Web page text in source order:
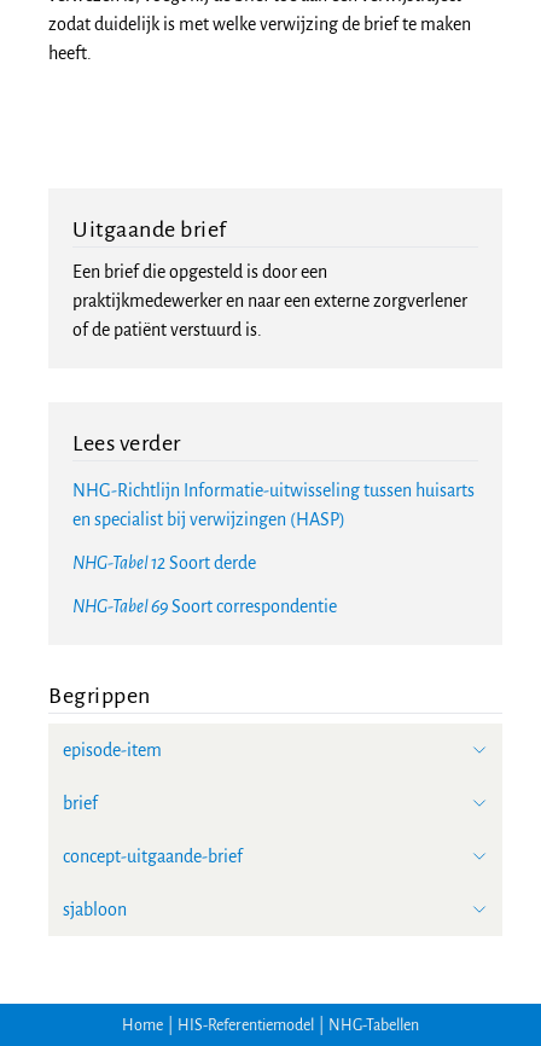
zodat duidelijk is met welke verwijzing de brief te maken
heeft.
Uitgaande brief
Een brief die opgesteld is door een
praktijkmedewerker en naar een externe zorgverlener
of de patiënt verstuurd is.
Lees verder
NHG-Richtlijn Informatie-uitwisseling tussen huisarts
en specialist bij verwijzingen (HASP)
NHG-Tabel 12 Soort derde
NHG-Tabel 69Soort correspondentie
Begrippen
episode-item
brief
concept-uitgaande-brief
sjabloon
Home HIS-Referentiemodel NHG-Tabellen